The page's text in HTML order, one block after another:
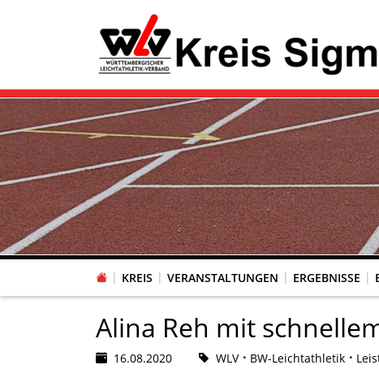
KREIS VERANSTALTUNGEN ERGEBNISSE
Alina Reh mit
16.08.2020 WLV BW-Leichtathletik